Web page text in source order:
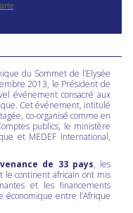
du Sommet de l’Elysée
2013, le Président de
événement consacré aux
Cet événement, intitulé
co-organisé comme en
publics, le ministère
et MEDEF International,
de 33 pays, les
le continent africain ont mis
et les financements
entre l’Afrique